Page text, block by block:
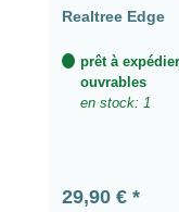
Realtree Edge
prêt à
ouvrables
en stock: 1
Prix régulier :
29,90 €